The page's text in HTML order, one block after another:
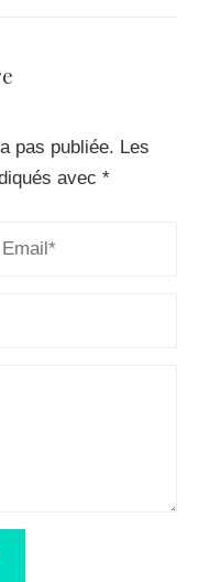
pas publiée. Les
avec *